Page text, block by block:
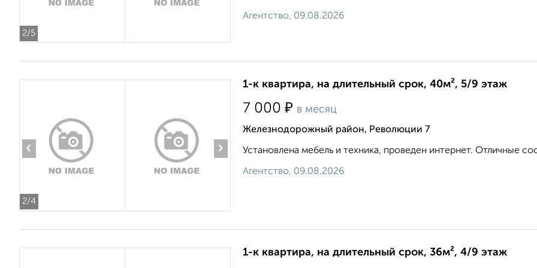
2/5
Агентство, 09.08.2026
2/4
‹ ›
1-к квартира, на длительный срок, 40м², 5/9 этаж
7 000 ₽ в месяц
Железнодорожный район, Революции 7
Установлена мебель и техника, проведен интернет. Отличные
Агентство, 09.08.2026
1-к квартира, на длительный срок, 36м², 4/9 этаж